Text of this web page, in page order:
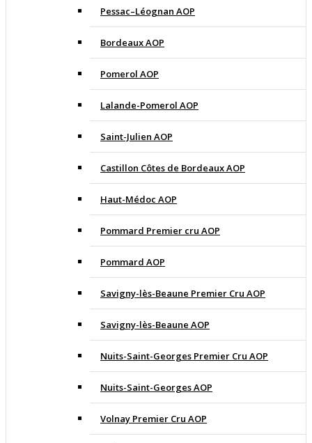
Pessac–Léognan AOP
Bordeaux AOP
Pomerol AOP
Lalande-Pomerol AOP
Saint-Julien AOP
Castillon Côtes de Bordeaux AOP
Haut-Médoc AOP
Pommard Premier cru AOP
Pommard AOP
Savigny-lès-Beaune Premier Cru AOP
Savigny-lès-Beaune AOP
Nuits-Saint-Georges Premier Cru AOP
Nuits-Saint-Georges AOP
Volnay Premier Cru AOP